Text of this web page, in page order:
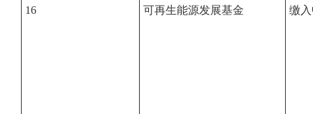
16 可再生能源发展基金 缴